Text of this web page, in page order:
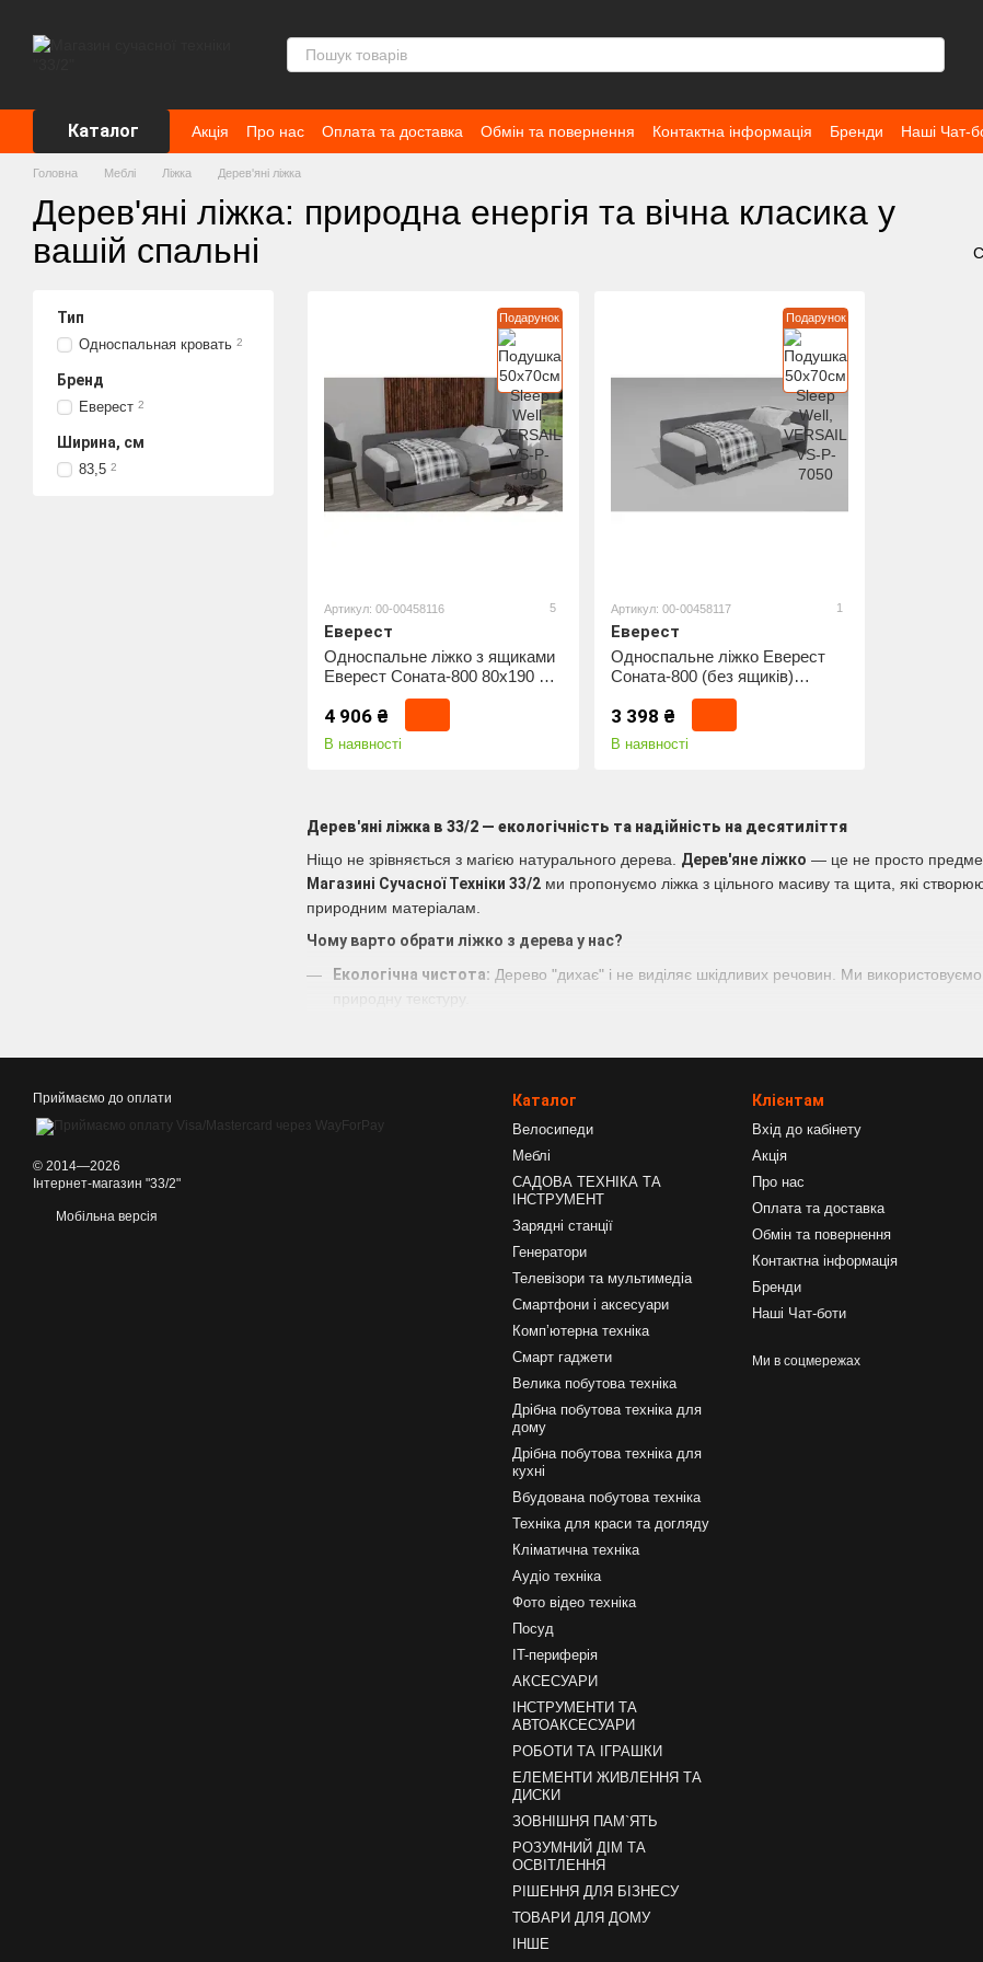
Каталог Акція Про нас Оплата та доставка Обмін та повернення Контактна інформація Бренди Наші Чат-
Головна Меблі Ліжка Дерев'яні ліжка
Дерев'яні ліжка: природна енергія та вічна класика у
вашій спальні
Дерев'яні ліжка в 33/2 — екологічність та надійність на десятиліття
Ніщо не зрівняється з магією натурального дерева. Дерев'яне ліжко — це не просто
Магазині Сучасної Техніки 33/2 ми пропонуємо ліжка з цільного масиву та щита, які
природним матеріалам.
Чому варто обрати ліжко з дерева у нас?
Екологічна чистота: Дерево "дихає" і не виділяє шкідливих речовин. Ми
розбирання без втрати стійкості.
Гіпоалергенність:
Натуральне дерево — найкращий вибір для людей з чутливим
Обирайте справжню якість від природи в каталозі
Подарунок
Артикул: 00-00458116 5
Еверест
Односпальне ліжко з ящиками
Еверест Соната-800 80х190 см
Графіт (DTM-5578)
4 906 ₴
В наявності
Подарунок
Артикул: 00-00458117 1
Еверест
Односпальне ліжко Еверест
Соната-800 (без ящиків)
80х190 см Графіт (DTM-5579)
3 398 ₴
В наявності
Тип
Односпальная кровать 2
Бренд
Еверест 2
Ширина, см
83,5 2
Приймаємо до оплати
© 2014—2026
Інтернет-магазин "33/2"
Мобільна версія
Каталог
Велосипеди
Меблі
САДОВА ТЕХНІКА ТА
ІНСТРУМЕНТ
Зарядні станції
Генератори
Телевізори та мультимедіа
Смартфони і аксесуари
Компʼютерна техніка
Смарт гаджети
Велика побутова техніка
Дрібна побутова техніка для
дому
Дрібна побутова техніка для
кухні
Вбудована побутова техніка
Техніка для краси та догляду
Кліматична техніка
Аудіо техніка
Фото відео техніка
Посуд
IT-периферія
АКСЕСУАРИ
ІНСТРУМЕНТИ ТА
АВТОАКСЕСУАРИ
РОБОТИ ТА ІГРАШКИ
ЕЛЕМЕНТИ ЖИВЛЕННЯ ТА
ДИСКИ
ЗОВНІШНЯ ПАМ`ЯТЬ
РОЗУМНИЙ ДІМ ТА
ОСВІТЛЕННЯ
РІШЕННЯ ДЛЯ БІЗНЕСУ
ТОВАРИ ДЛЯ ДОМУ
ІНШЕ
Клієнтам
Вхід до кабінету
Акція
Про нас
Оплата та доставка
Обмін та повернення
Контактна інформація
Бренди
Наші Чат-боти
Ми в соцмережах